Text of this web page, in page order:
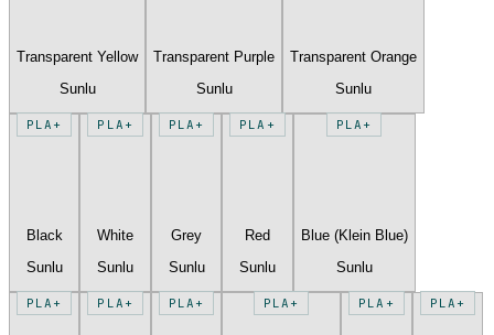
Transparent Yellow
Sunlu
Transparent Purple
Sunlu
Transparent Orange
Sunlu
PLA+
Black
Sunlu
PLA+
White
Sunlu
PLA+
Grey
Sunlu
PLA+
Red
Sunlu
PLA+
Blue (Klein Blue)
Sunlu
PLA+ PLA+ PLA+ PLA+ PLA+ PLA+